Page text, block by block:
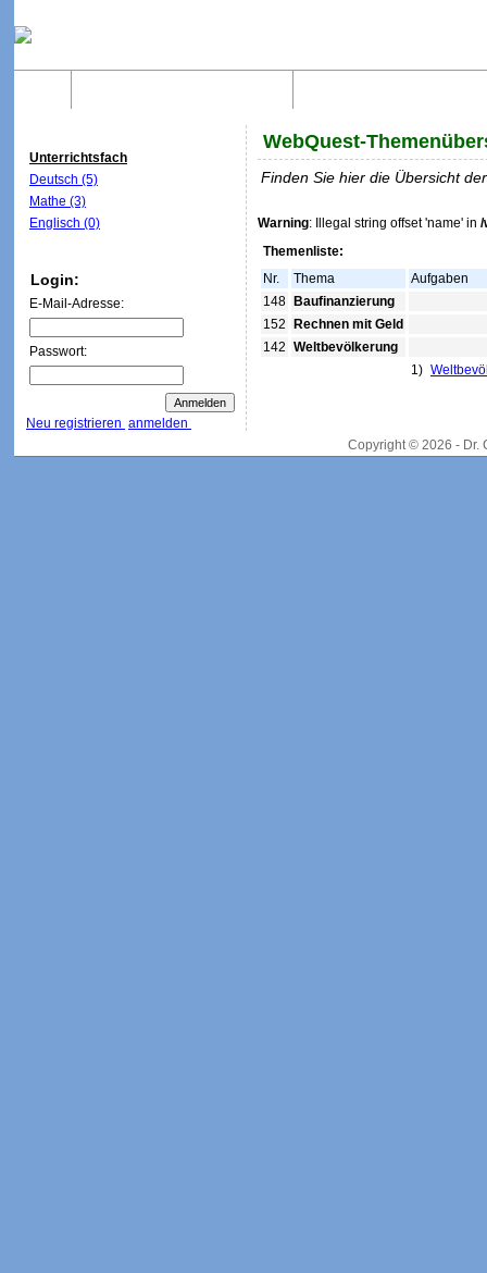
Unterrichtsfach
Deutsch (5)
Mathe (3)
Englisch (0)
Login:
E-Mail-Adresse:
Passwort:
Neu registrieren anmelden
WebQuest-
Finden Sie hier die Übersicht
Warning: Illegal string offset 'name' in /
Themenliste:
Nr.
Thema
Aufgaben
148
Baufinanzierung
152
Rechnen mit Geld
142 Weltbevölkerung
1)
Copyright © 2026 - Dr.